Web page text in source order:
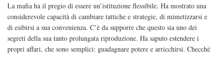
La mafia ha il pregio di essere un’istituzione flessibile. Ha mostrato una
considerevole capacità di cambiare tattiche e strategie, di mimetizzarsi e
di esibirsi a sua convenienza. C’è da supporre che questo sia uno dei
segreti della sua tanto prolungata riproduzione. Ha saputo estendere i
propri affari, che sono semplici: guadagnare potere e arricchirsi. Checché